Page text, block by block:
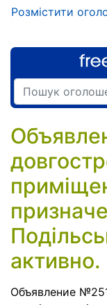
Розмістити
активно.
Объявление